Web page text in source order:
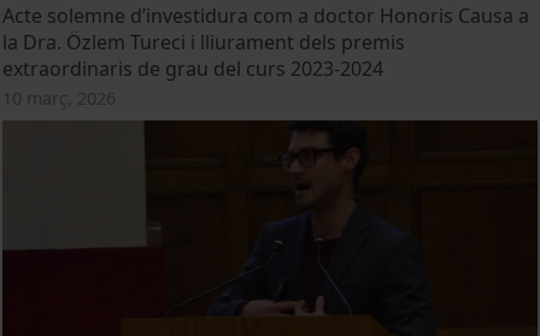
Acte solemne d’investidura com a doctor Honoris Causa a
la Dra. Özlem Tureci i lliurament dels premis
extraordinaris de grau del curs 2023-2024
10 març, 2026